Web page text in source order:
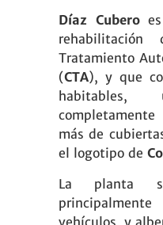
Díaz Cuberoes
Tratamiento
(CTA), y que
más de
el logotipo de
La planta
vehículos, y